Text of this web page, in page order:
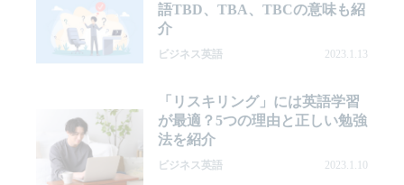
語TBD、TBA、TBCの意味も紹
介
ビジネス英語 2023.1.13
「リスキリング」には英語学習
が最適？5つの理由と正しい勉強
法を紹介
ビジネス英語 2023.1.10